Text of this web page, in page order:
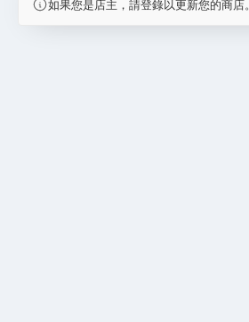
如果您是店主，請登錄以更新您的商店。